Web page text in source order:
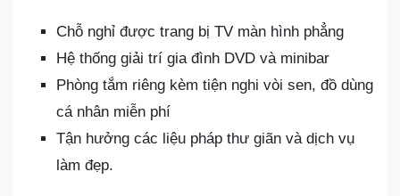
Chỗ nghỉ được trang bị TV màn hình phẳng
Hệ thống giải trí gia đình DVD và minibar
Phòng tắm riêng kèm tiện nghi vòi sen, đồ dùng
cá nhân miễn phí
Tận hưởng các liệu pháp thư giãn và dịch vụ
làm đẹp.